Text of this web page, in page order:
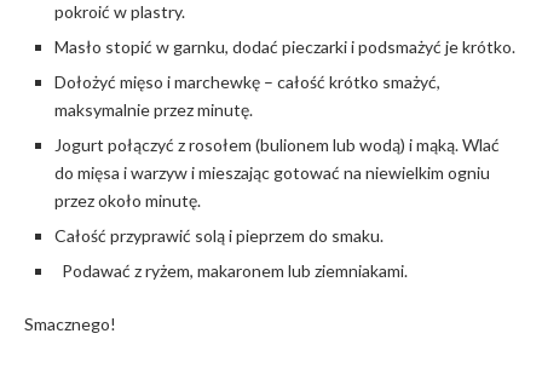
pokroić w plastry.
Masło stopić w garnku, dodać pieczarki i podsmażyć je krótko.
Dołożyć mięso i marchewkę – całość krótko smażyć,
maksymalnie przez minutę.
Jogurt połączyć z rosołem (bulionem lub wodą) i mąką. Wlać
do mięsa i warzyw i mieszając gotować na niewielkim ogniu
przez około minutę.
Całość przyprawić solą i pieprzem do smaku.
Podawać z ryżem, makaronem lub ziemniakami.
Smacznego!